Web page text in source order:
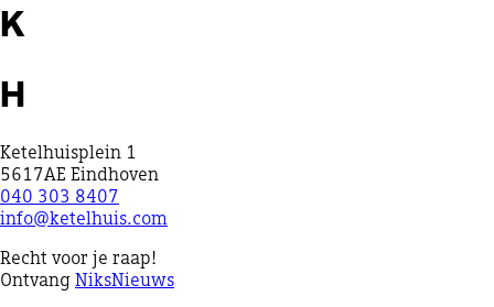
K
H
Ketelhuisplein 1
5617AE Eindhoven
040 303 8407
info@ketelhuis.com
Recht voor je raap!
Ontvang NiksNieuws